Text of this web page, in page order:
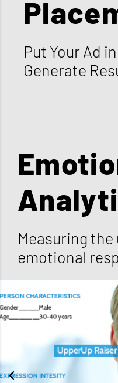
Put Your Ad
Generate
Measuring
emotional